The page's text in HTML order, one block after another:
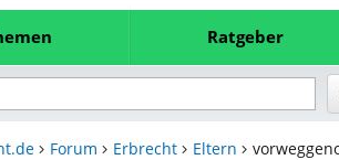
Ratgeber
Forum Erbrecht Eltern